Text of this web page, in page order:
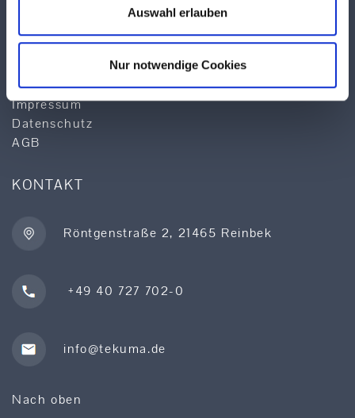
Auswahl erlauben
Nur notwendige Cookies
Produktsuche
Lieferprogramm
Sonderposten
Impressum
Datenschutz
AGB
KONTAKT
Röntgenstraße 2, 21465 Reinbek
+49 40 727 702-0
info@tekuma.de
Nach oben